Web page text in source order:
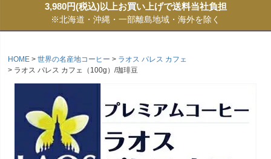
3,980円(税込)以上お買い上げで送料当社負担
※北海道・沖縄・一部離島地域・海外を除く
HOME 世界の名産地コーヒー
ラオス パレス カフェ
ラオス パレス カフェ（100g）/珈琲豆